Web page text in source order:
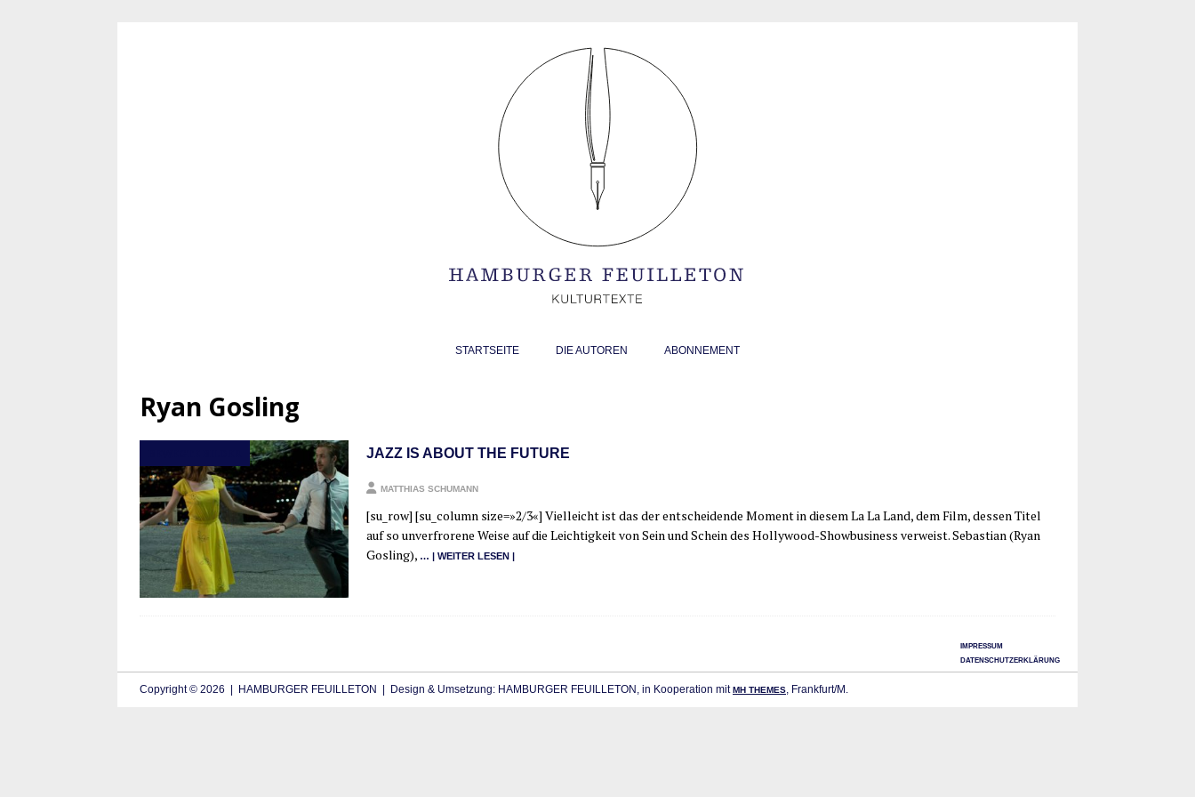
STARTSEITE DIE AUTOREN ABONNEMENT
Ryan Gosling
JAZZ IS ABOUT THE FUTURE
MATTHIAS SCHUMANN
[su_​row] [su_​column size=»2/3«] Viel­leicht ist das der ent­schei­den­de Moment in die­sem La La Land, dem Film, des­sen Titel
auf so unver­fro­re­ne Wei­se auf die Leich­tig­keit von Sein und Schein des Hol­­ly­­wood-Show­­­bu­si­­ness ver­weist. Sebas­ti­an (Ryan
Gosling), … | WEI­TER LESEN |
IMPRESSUM
DATENSCHUTZERKLÄRUNG
Copyright © 2026 | HAMBURGER FEUILLETON | Design & Umsetzung: HAMBURGER FEUILLETON, in Kooperation mitMH THEMES , Frankfurt/M.